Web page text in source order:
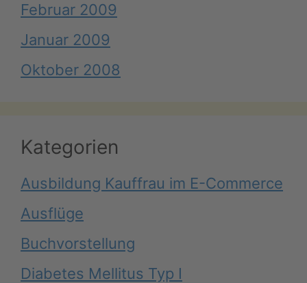
Februar 2009
Januar 2009
Oktober 2008
Kategorien
Ausbildung Kauffrau im E-Commerce
Ausflüge
Buchvorstellung
Diabetes Mellitus Typ I